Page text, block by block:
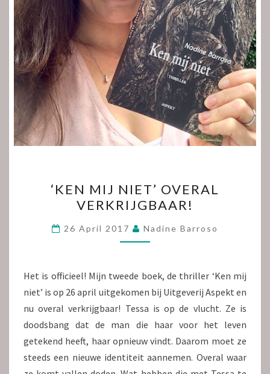
MIJ
NIET’
OVERAL
VERKRIJGBAAR!
‘KEN MIJ NIET’ OVERAL
VERKRIJGBAAR!
26 April 2017 Nadine Barroso
Het is officieel! Mijn tweede boek, de thriller ‘Ken mij
niet’ is op 26 april uitgekomen bij Uitgeverij Aspekt en
nu overal verkrijgbaar! Tessa is op de vlucht. Ze is
doodsbang dat de man die haar voor het leven
getekend heeft, haar opnieuw vindt. Daarom moet ze
steeds een nieuwe identiteit aannemen. Overal waar